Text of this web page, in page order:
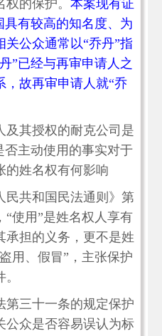
的保护。 本案现有证
具有较高的知名度、为
公众通常以“乔丹”指
”已经与再审申请人之
，故再审申请人就“乔
及其授权的耐克公司是
否主动使用的事实对于
的姓名权有何影响
民共和国民法通则》第
使用”是姓名权人享有
承担的义务，更不是姓
用、假冒”，主张保护
第三十一条的规定保护
公众是否容易误认为标